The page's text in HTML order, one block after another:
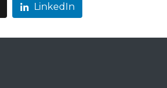
LinkedIn